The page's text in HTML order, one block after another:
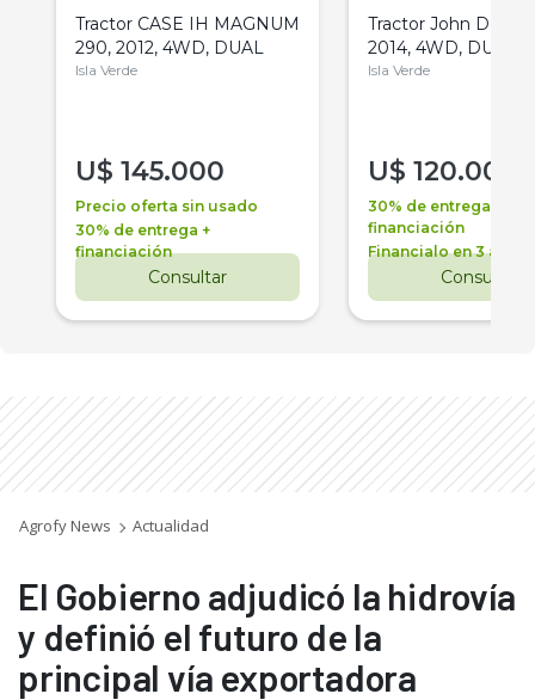
Tractor CASE IH MAGNUM
290, 2012, 4WD, DUAL
Isla Verde
U$ 145.000
Precio oferta sin usado
30% de entrega +
financiación
Consultar
Tractor John Deere
2014, 4WD, DUAL
Isla Verde
U$ 120.000
30% de entrega +
financiación
Financialo en 3 años
Consultar
Agrofy News Actualidad
El Gobierno adjudicó la hidrovía
y definió el futuro de la
principal vía exportadora